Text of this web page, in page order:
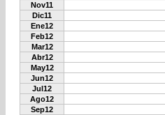
Nov11
Dic11
Ene12
Feb12
Mar12
Abr12
May12
Jun12
Jul12
Ago12
Sep12